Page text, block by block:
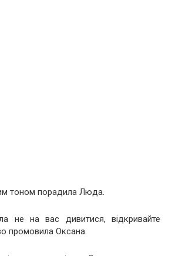
тоном порадила Люда.
не на вас дивитися, відкривайте
промовила Оксана.